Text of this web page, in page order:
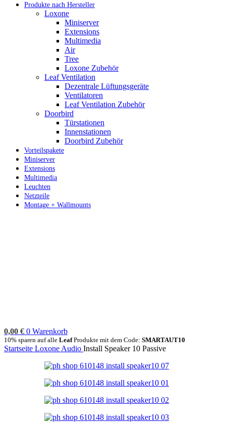
Produkte nach Hersteller
Loxone
Miniserver
Extensions
Multimedia
Air
Tree
Loxone Zubehör
Leaf Ventilation
Dezentrale Lüftungsgeräte
Ventilatoren
Leaf Ventilation Zubehör
Doorbird
Türstationen
Innenstationen
Doorbird Zubehör
Vorteilspakete
Miniserver
Extensions
Multimedia
Leuchten
Netzteile
Montage + Wallmounts
0,00 € 0 Warenkorb
10% sparen auf alle LeafProdukte mit dem Code: SMARTAUT10
Startseite Loxone Audio Install Speaker 10 Passive